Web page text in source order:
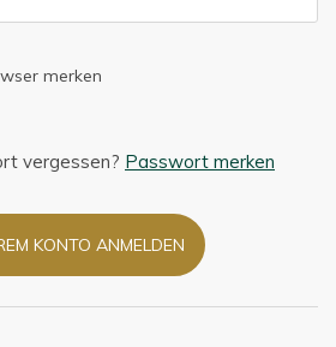
merken
vergessen? Passwort merken
KONTO ANMELDEN